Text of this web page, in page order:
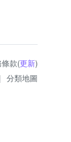
款(更新)
分類地圖